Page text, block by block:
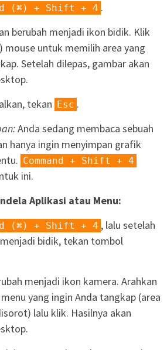
(⌘) + Shift + 4 .
berubah menjadi ikon bidik. Klik
mouse untuk memilih area yang
Setelah dilepas, gambar akan
tekan
Esc .
Anda sedang membaca sebuah
hanya ingin menyimpan grafik
Command + Shift + 4
ini.
Aplikasi atau Menu:
(⌘) + Shift + 4 , lalu setelah
bidik, tekan tombol
menjadi ikon kamera. Arahkan
yang ingin Anda tangkap (area
lalu klik. Hasilnya akan